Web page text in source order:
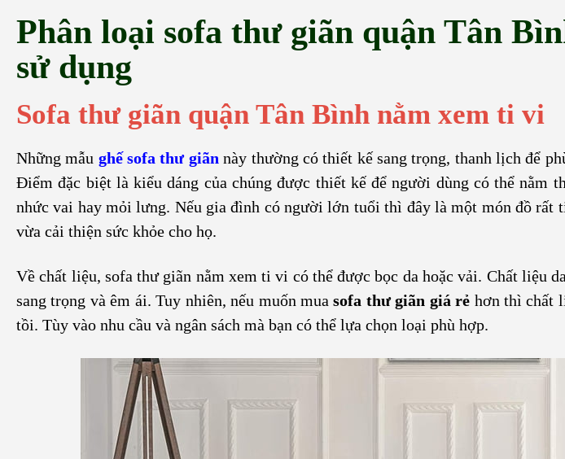
Phân loại sofa thư giãn quận Tân
sử dụng
Sofa thư giãn quận Tân Bình nằm xem ti vi
Những mẫu ghế sofa thư giãn này thường có thiết kế sang trọng, thanh lịch để
Điểm đặc biệt là kiểu dáng của chúng được thiết kế để người dùng có thể nằm
nhức vai hay mỏi lưng. Nếu gia đình có người lớn tuổi thì đây là một món đồ rất
vừa cải thiện sức khỏe cho họ.
Về chất liệu, sofa thư giãn nằm xem ti vi có thể được bọc da hoặc vải. Chất liệu
sang trọng và êm ái. Tuy nhiên, nếu muốn muasofa thư giãn giá rẻ hơn thì chất
tồi. Tùy vào nhu cầu và ngân sách mà bạn có thể lựa chọn loại phù hợp.